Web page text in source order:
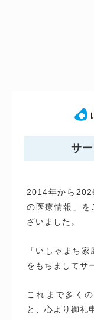
サ
2014年から
の医療情報」を
ざいました。
「いしゃまち
をもちましてサ
これまで多く
と、心より御礼